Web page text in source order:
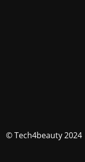
© Tech4beauty 2024